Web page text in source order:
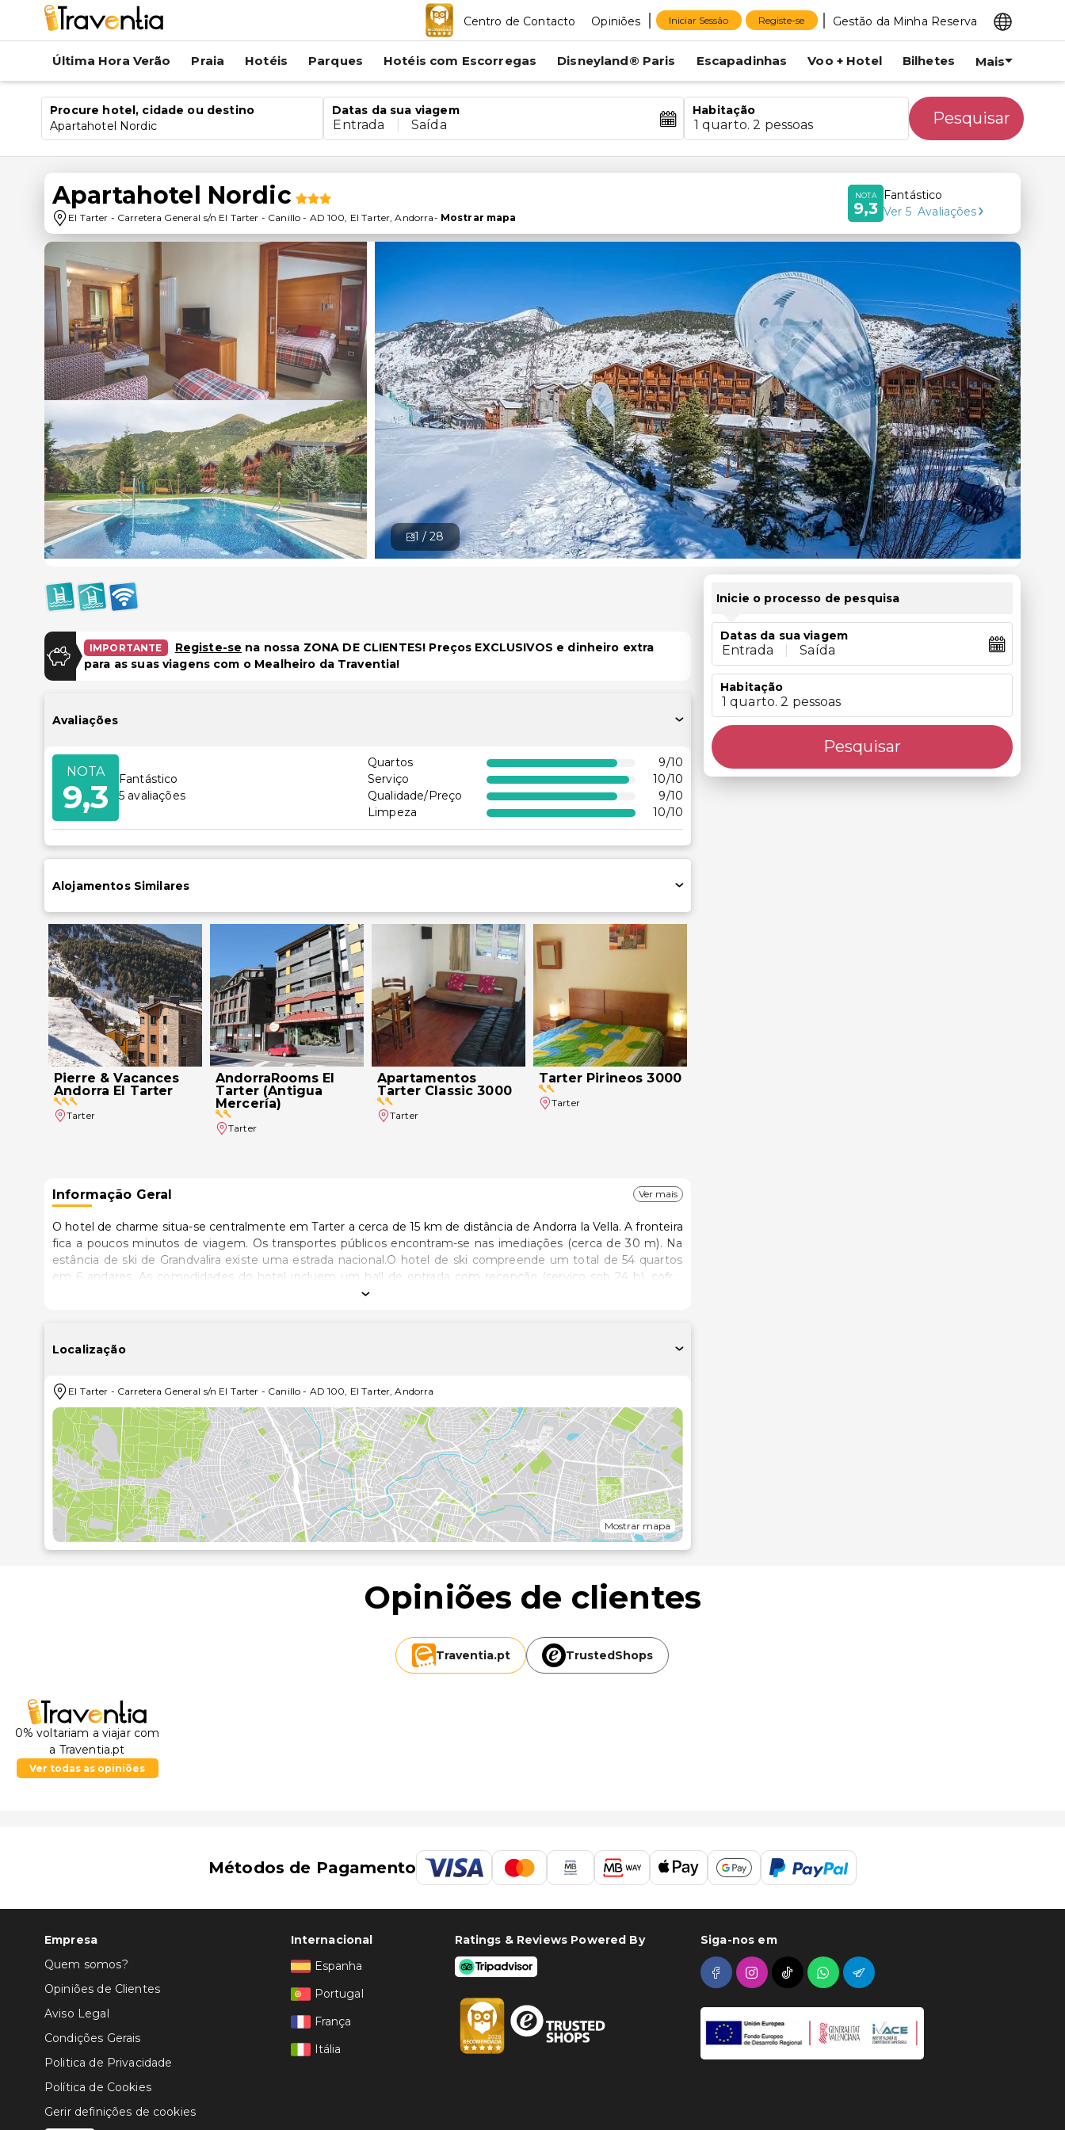
Centro de Contacto Opiniões Iniciar Sessão Registe-se Gestão da Minha Reserva
Última Hora Verão Praia Hotéis Parques Hotéis com Escorregas Disneyland® Paris Escapadinhas Voo + Hotel Bilhetes Mais
Procure hotel, cidade ou destino
Apartahotel Nordic
Datas da sua viagem
Entrada Saída
Habitação
1 quarto. 2 pessoas Pesquisar
Apartahotel Nordic
El Tarter - Carretera General s/n El Tarter - Canillo - AD 100, El Tarter,Andorra- Mostrar mapa
NOTA
9,3
Fantástico
Ver 5 Avaliações
1 /28
IMPORTANTE Registe-se na nossa ZONA DE CLIENTES! Preços EXCLUSIVOS e dinheiro extra
para as suas viagens com o Mealheiro da Traventia!
Avaliações
NOTA
9,3
Fantástico
5 avaliações
Quartos 9/10
Serviço
10/10
Qualidade/Preço
9/10
Limpeza
10/10
Alojamentos Similares
Pierre & Vacances
Andorra El Tarter
Tarter
AndorraRooms El
Tarter (Antigua
Mercería)
Tarter
Apartamentos
Tarter Classic 3000
Tarter
Tarter Pirineos 3000
Tarter
Informação Geral Ver mais
O hotel de charme situa-se centralmente em Tarter a cerca de 15 km de distância de Andorra la Vella. A fronteira
fica a poucos minutos de viagem. Os transportes públicos encontram-se nas imediações (cerca de 30 m). Na
estância de ski de Grandvalira existe uma estrada nacional.O hotel de ski compreende um total de 54 quartos
em 6 andares. As comodidades do hotel incluem um hall de entrada com recepção (serviço sob 24 h), cofre,
guichet para câmbio monetário e elevador. Contempla igualmente um café, um bar, uma sala para jogos e uma
dispõem de casa de banho com secador de cabelo. Incluem ainda telefone com ligação directa, televisão via
satélitecabo, acesso à Internet, cofre de aluguer, aquecimento central e varanda.Encontram-se à disposição
hotel.Os hóspedes poderão compor o seu pequeno-almoço como também o seu jantar em sistema de buffet.
O jantar poderá também ser escolhido através do menu.
Localização
El Tarter - Carretera General s/n El Tarter - Canillo - AD 100, El Tarter,Andorra
Mostrar mapa
Inicie o processo de pesquisa
Datas da sua viagem
Entrada Saída
Habitação
1 quarto. 2 pessoas
Pesquisar
Opiniões de clientes
Traventia.pt TrustedShops
0% voltariam a viajar com
a Traventia.pt
Ver todas as opiniões
Métodos de Pagamento
Empresa
Quem somos?
Opiniões de Clientes
Aviso Legal
Condições Gerais
Politica de Privacidade
Política de Cookies
Gerir definições de cookies
Internacional
Espanha
Portugal
França
Itália
Ratings & Reviews Powered By Siga-nos em